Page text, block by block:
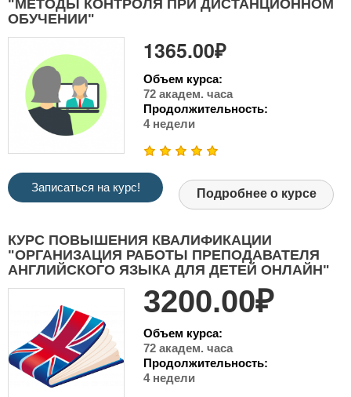
"МЕТОДЫ КОНТРОЛЯ ПРИ ДИСТАНЦИОННОМ
ОБУЧЕНИИ"
1365.00₽
Объем курса:
72 академ. часа
Продолжительность:
4 недели
Записаться на курс! Подробнее о курсе
КУРС ПОВЫШЕНИЯ КВАЛИФИКАЦИИ
"ОРГАНИЗАЦИЯ РАБОТЫ ПРЕПОДАВАТЕЛЯ
АНГЛИЙСКОГО ЯЗЫКА ДЛЯ ДЕТЕЙ ОНЛАЙН"
3200.00₽
Объем курса:
72 академ. часа
Продолжительность:
4 недели